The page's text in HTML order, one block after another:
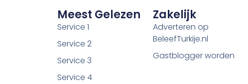
Meest Gelezen
Service 1
Service 2
Service 3
Service 4
Zakelijk
Adverteren op
BeleefTurkije.nl
Gastblogger worden